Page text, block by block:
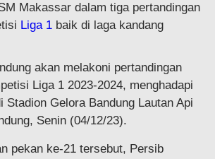
Makassar dalam tiga pertandingan
Liga 1 baik di laga kandang
akan melakoni pertandingan
Liga 1 2023-2024, menghadapi
Stadion Gelora Bandung Lautan Api
Senin (04/12/23).
pekan ke-21 tersebut, Persib